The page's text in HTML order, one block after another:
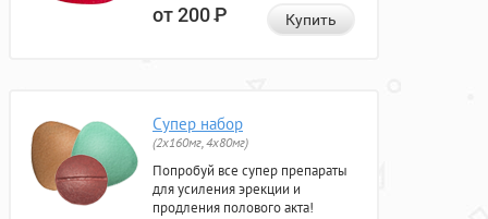
от 200Р Купить
Супер набор
(2х160мг, 4х80мг)
Попробуй все супер препараты
для усиления эрекции и
продления полового акта!